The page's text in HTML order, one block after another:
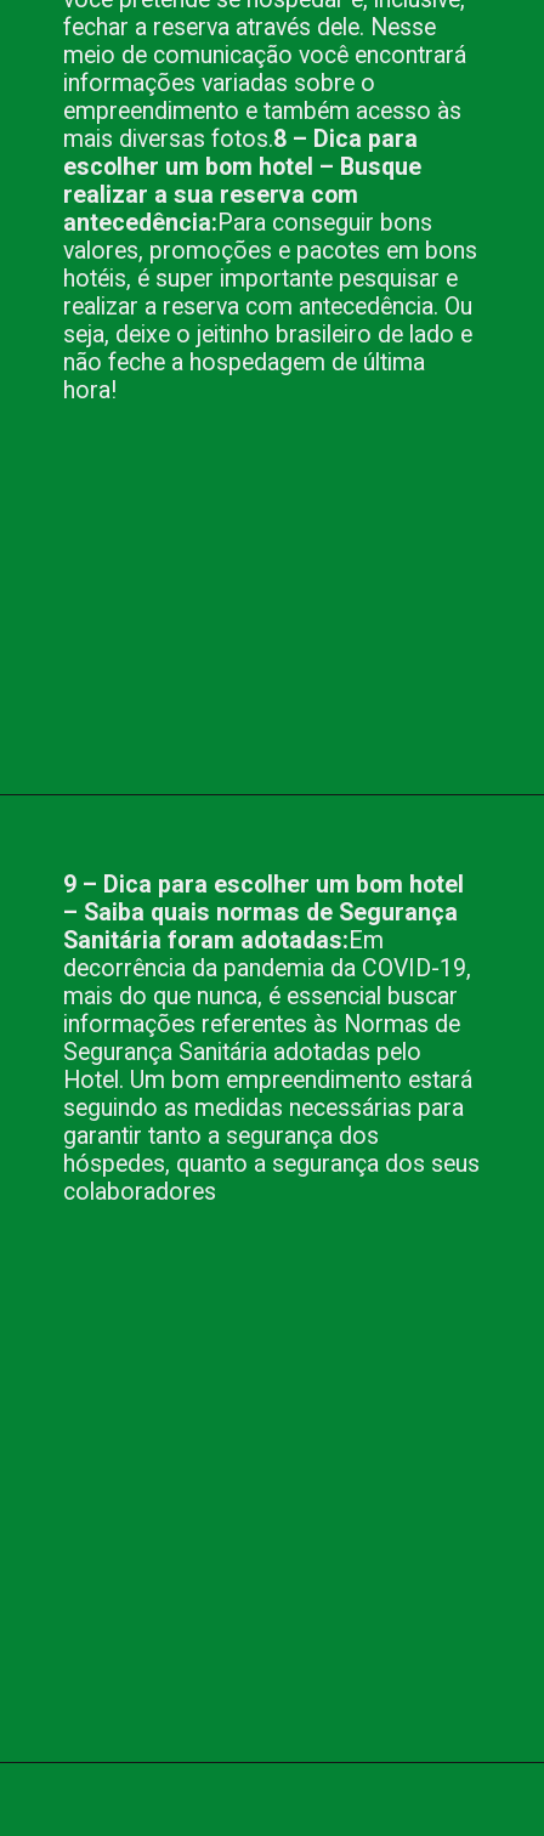
fechar a reserva através dele. Nesse
meio de comunicação você encontrará
informações variadas sobre o
empreendimento e também acesso às
mais diversas fotos.8 – Dica para
escolher um bom hotel – Busque
realizar a sua reserva com
antecedência:Para conseguir bons
valores, promoções e pacotes em bons
hotéis, é super importante pesquisar e
realizar a reserva com antecedência. Ou
seja, deixe o jeitinho brasileiro de lado e
não feche a hospedagem de última
hora!
9 – Dica para escolher um bom hotel
– Saiba quais normas de Segurança
Sanitária foram adotadas:Em
decorrência da pandemia da COVID-19,
mais do que nunca, é essencial buscar
informações referentes às Normas de
Segurança Sanitária adotadas pelo
Hotel. Um bom empreendimento estará
seguindo as medidas necessárias para
garantir tanto a segurança dos
hóspedes, quanto a segurança dos seus
colaboradores